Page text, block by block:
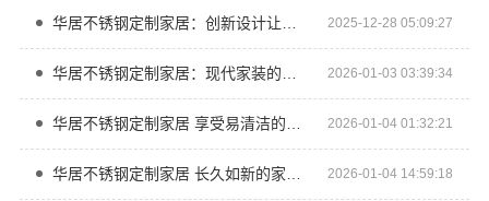
2025-12-28 05:09:27
2026-01-03 03:39:34
2026-01-04 01:32:21
2026-01-04 14:59:18